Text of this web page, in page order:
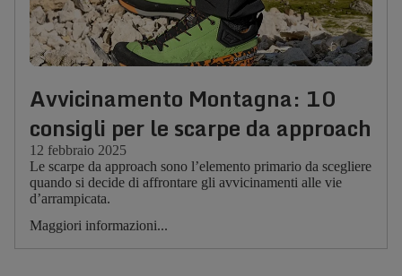
Avvicinamento Montagna: 10
consigli per le scarpe da approach
12 febbraio 2025
Le scarpe da approach sono l’elemento primario da scegliere
quando si decide di affrontare gli avvicinamenti alle vie
d’arrampicata.
Maggiori informazioni...